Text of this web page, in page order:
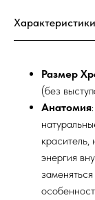
Размер
(без
Анатомия
краситель,
энергия